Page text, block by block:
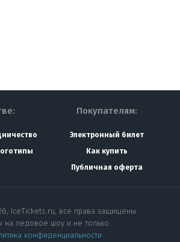
Покупателям:
Электронный билет
Как купить
Публичная оферта
IceTickets.ru, все права защищены
на ледовое шоу и не только…
конфиденциальности